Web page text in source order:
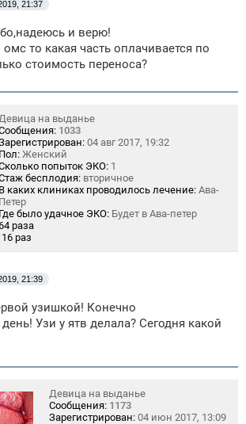
21:37
и верю!
то какая часть оплачивается по
стоимость переноса?
на выданье
1033
04 авг 2017, 19:32
Пол: Женский
попыток ЭКО: 1
бесплодия: вторичное
В каких клиниках проводилось лечение: Ава-
Петер
Где было удачное ЭКО: Будет в Ава-петер
раза
раз
21:39
узишкой! Конечно
Узи у ятв делала? Сегодня какой
Девица на выданье
Сообщения: 1173
Зарегистрирован: 04 июн 2017, 13:09